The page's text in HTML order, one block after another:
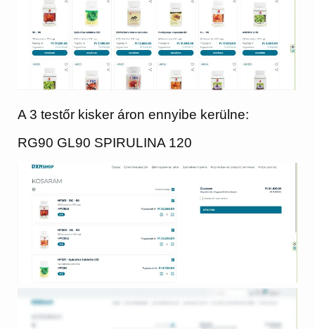
A 3 testőr kisker áron ennyibe kerülne:
RG90 GL90 SPIRULINA 120